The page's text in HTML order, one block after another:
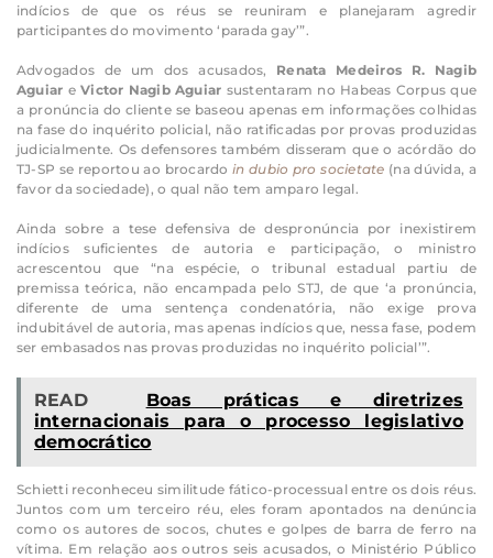
indícios de que os réus se reuniram e planejaram agredir
participantes do movimento ‘parada gay’”.
Advogados de um dos acusados, Renata Medeiros R. Nagib
Aguiar eVictor Nagib Aguiar sustentaram no Habeas Corpus que
a pronúncia do cliente se baseou apenas em informações colhidas
na fase do inquérito policial, não ratificadas por provas produzidas
judicialmente. Os defensores também disseram que o acórdão do
TJ-SP se reportou ao brocardoin dubio pro societate (na dúvida, a
favor da sociedade), o qual não tem amparo legal.
Ainda sobre a tese defensiva de despronúncia por inexistirem
indícios suficientes de autoria e participação, o ministro
acrescentou que “na espécie, o tribunal estadual partiu de
premissa teórica, não encampada pelo STJ, de que ‘a pronúncia,
diferente de uma sentença condenatória, não exige prova
indubitável de autoria, mas apenas indícios que, nessa fase, podem
ser embasados nas provas produzidas no inquérito policial’”.
READ
Boas práticas e diretrizes
internacionais para o processo legislativo
democrático
Schietti reconheceu similitude fático-processual entre os dois réus.
Juntos com um terceiro réu, eles foram apontados na denúncia
como os autores de socos, chutes e golpes de barra de ferro na
vítima. Em relação aos outros seis acusados, o Ministério Público